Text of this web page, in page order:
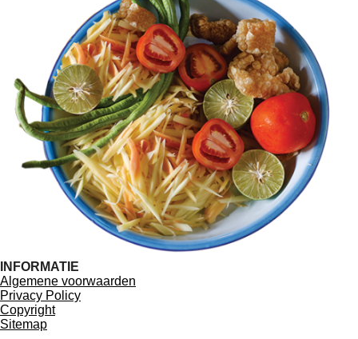
INFORMATIE
Algemene voorwaarden
Privacy Policy
Copyright
Sitemap